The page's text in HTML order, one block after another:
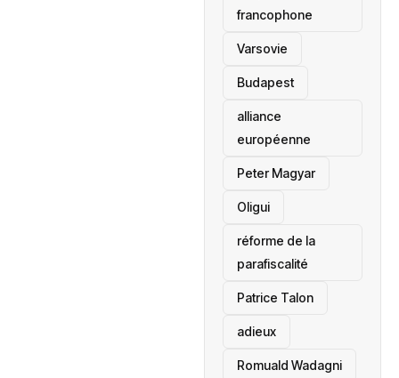
francophone
‎Varsovie
Budapest
alliance
européenne
Peter Magyar
Oligui
réforme de la
parafiscalité
Patrice Talon
adieux
Romuald Wadagni